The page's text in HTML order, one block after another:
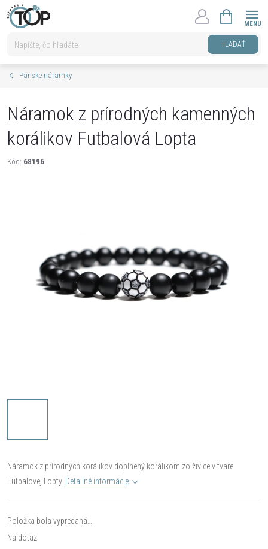
Prejsť
na
HĽADAŤ
KOŠÍK
Pánske náramky
Náramok z prírodných kamenných
korálikov Futbalová Lopta
Kód: 68196
Náramok z prírodných korálikov doplnený korálikom zo živice v tvare
Futbalovej Lopty. Detailné informácie
Položka bola vypredaná…
Na dotaz